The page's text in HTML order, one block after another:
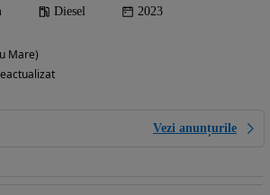
Diesel 2023
Mare)
Vezi anunțurile